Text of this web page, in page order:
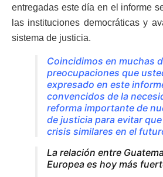
entregadas este día en el informe
las instituciones democráticas y
sistema de justicia.
Coincidimos en muchas
preocupaciones que
expresado en este
convencidos de la
reforma importante de
de justicia para evitar
crisis similares en el
La relación entre
Europea es hoy más